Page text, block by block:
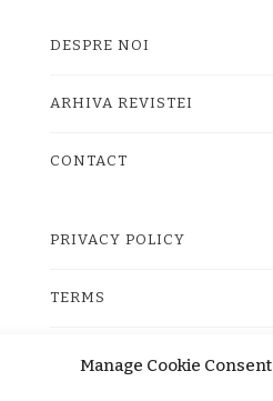
Manage Cookie Consent
DESPRE NOI
ARHIVA REVISTEI
CONTACT
PRIVACY POLICY
TERMS
COOKIE POLICY (EU)